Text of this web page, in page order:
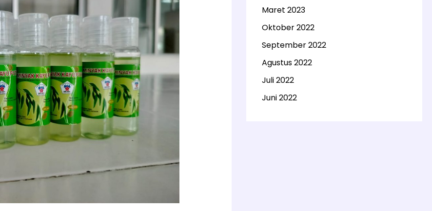
Maret 2023
Oktober 2022
September 2022
Agustus 2022
Juli 2022
Juni 2022